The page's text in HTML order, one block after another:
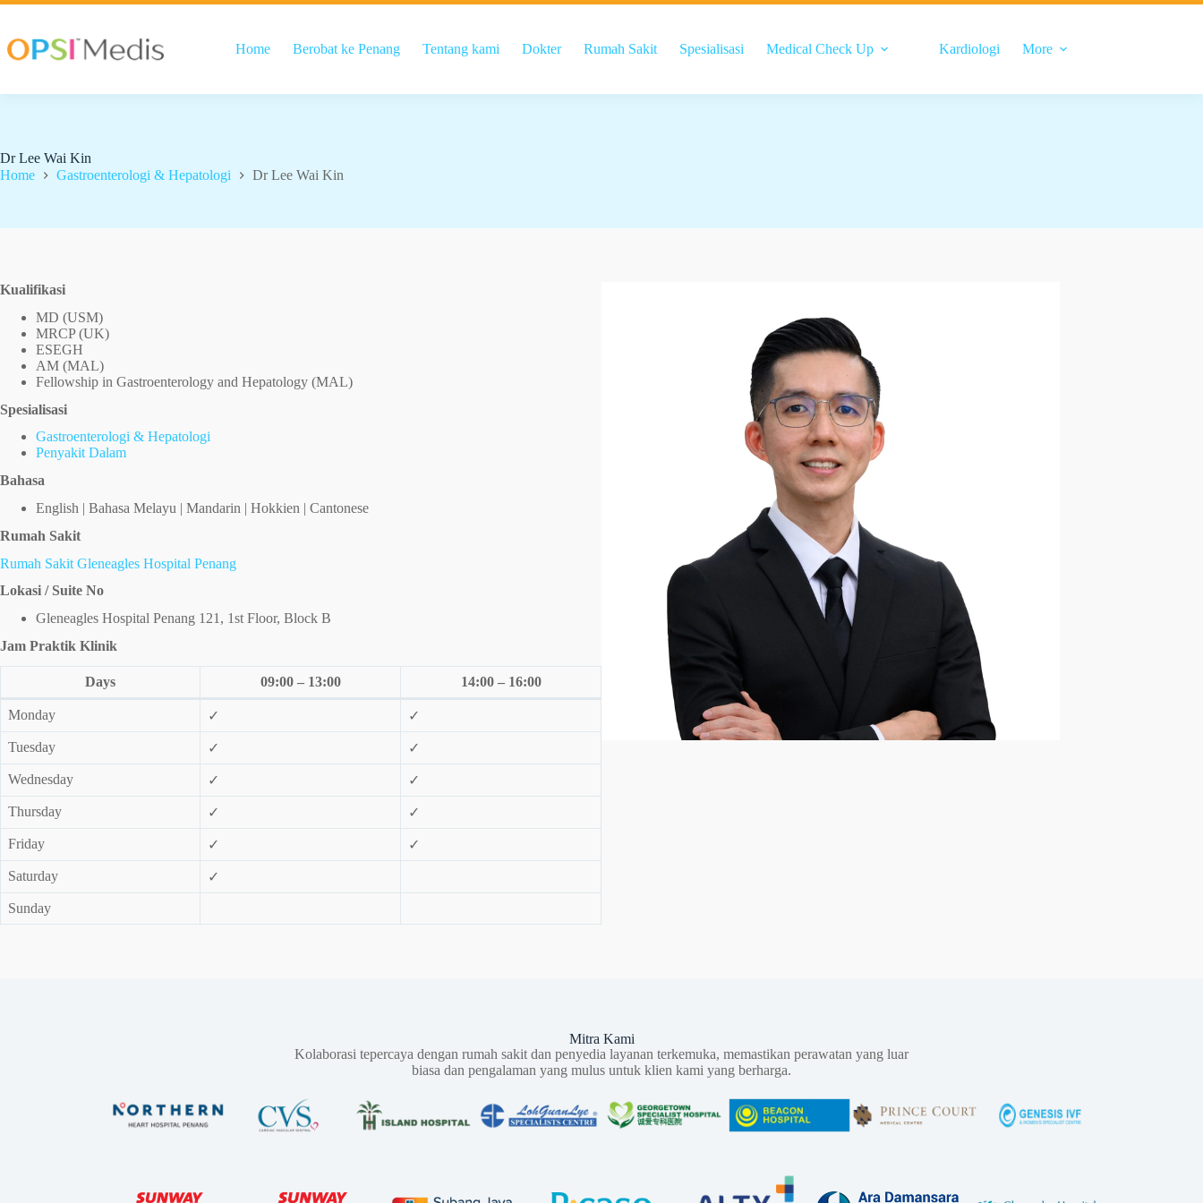
Home Berobat ke Penang Tentang kami Dokter Rumah Sakit Spesialisasi Medical Check Up Kardiologi More
Dr Lee Wai Kin
Home
Gastroenterologi & Hepatologi Dr Lee Wai Kin
Kualifikasi
MD (USM)
MRCP (UK)
ESEGH
AM (MAL)
Fellowship in Gastroenterology and Hepatology (MAL)
Spesialisasi
Gastroenterologi & Hepatologi
Penyakit Dalam
Bahasa
English | Bahasa Melayu | Mandarin | Hokkien | Cantonese
Rumah Sakit
Rumah Sakit Gleneagles Hospital Penang
Lokasi / Suite No
Gleneagles Hospital Penang 121, 1st Floor, Block B
Jam Praktik Klinik
Days 09:00 – 13:00 14:00 – 16:00
Monday ✓ ✓
Tuesday ✓ ✓
Wednesday ✓ ✓
Thursday ✓ ✓
Friday ✓ ✓
Saturday ✓
Sunday
Mitra Kami
Kolaborasi tepercaya dengan rumah sakit dan penyedia layanan terkemuka, memastikan perawatan yang luar
biasa dan pengalaman yang mulus untuk klien kami yang berharga.